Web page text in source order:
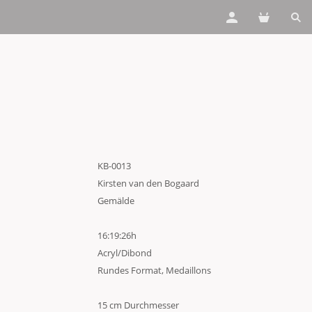
KB-0013
Kirsten van den Bogaard
Gemälde
16:19:26h
Acryl/Dibond
Rundes Format, Medaillons
15 cm Durchmesser